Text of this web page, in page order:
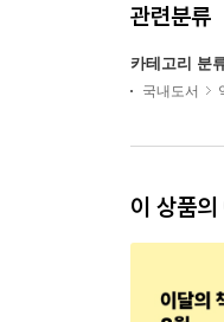
관련분류
카테고리 분
국내도서
이 상품의